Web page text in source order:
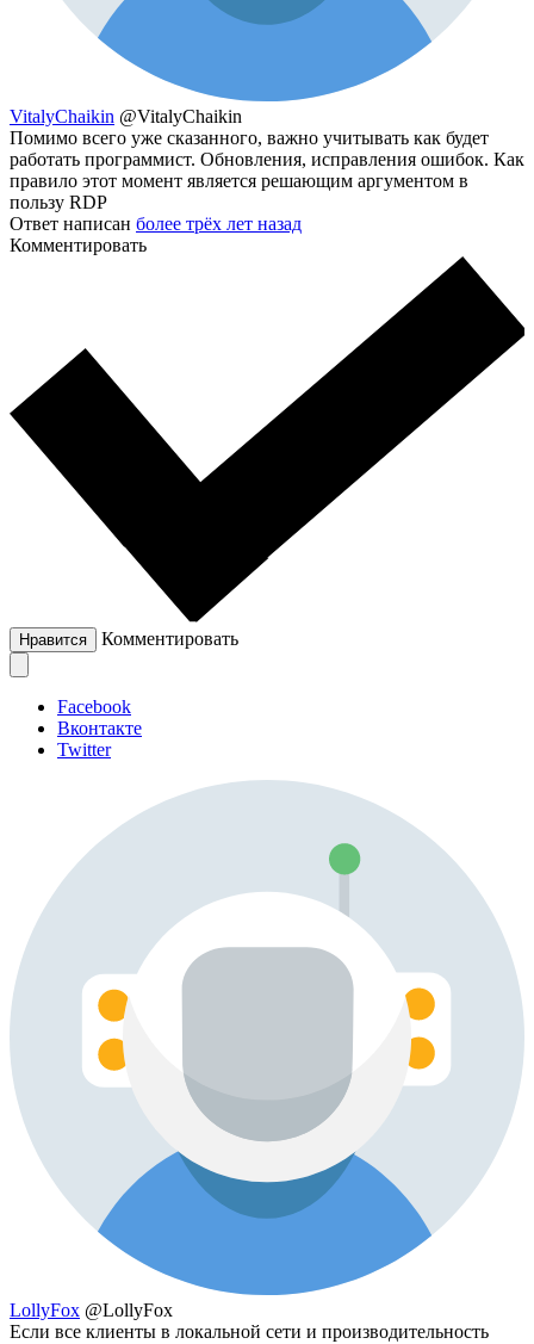
VitalyChaikin @VitalyChaikin
Помимо всего уже сказанного, важно учитывать как будет
работать программист. Обновления, исправления ошибок. Как
правило этот момент является решающим аргументом в
пользу RDP
Ответ написан более трёх лет назад
Комментировать
Нравится Комментировать
Facebook
Вконтакте
Twitter
LollyFox @LollyFox
Если все клиенты в локальной сети и производительность